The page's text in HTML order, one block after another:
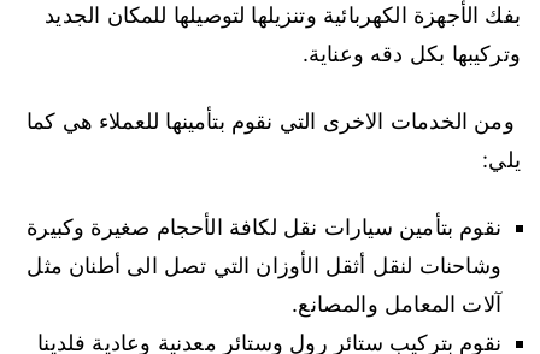
بفك الأجهزة الكهربائية وتنزيلها لتوصيلها للمكان الجديد
وتركيبها بكل دقه وعناية.
ومن الخدمات الاخرى التي نقوم بتأمينها للعملاء هي كما
يلي:
نقوم بتأمين سيارات نقل لكافة الأحجام صغيرة وكبيرة
وشاحنات لنقل أثقل الأوزان التي تصل الى أطنان مثل
آلات المعامل والمصانع.
نقوم بتركيب ستائر رول وستائر معدنية وعادية فلدينا